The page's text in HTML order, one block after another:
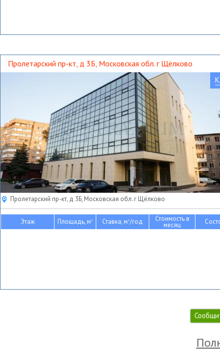
Пролетарский пр-кт, д 3Б, Московская обл. г Щёлково
Пролетарский пр-кт, д 3Б, Московская обл. г Щёлково
Этаж Площадь, м2 Ставка, м2/год Стоимость в
месяц